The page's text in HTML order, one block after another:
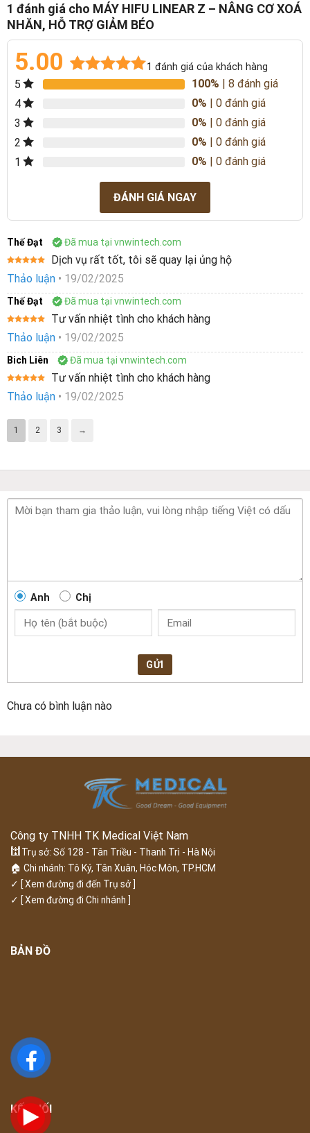
1 đánh giá cho MÁY HIFU LINEAR Z – NÂNG CƠ XOÁ
NHĂN, HỖ TRỢ GIẢM BÉO
5.00 1 đánh giá của khách hàng
5 100% | 8 đánh giá
4
0% | 0 đánh giá
3
0% | 0 đánh giá
2
0% | 0 đánh giá
1
0% | 0 đánh giá
ĐÁNH GIÁ NGAY
Thế Đạt Đã mua tại vnwintech.com
hạng55
Dịch vụ rất tốt, tôi sẽ quay lại ủng hộ
Thảo luận • 19/02/2025
Thế Đạt Đã mua tại vnwintech.com
hạng55
Tư vấn nhiệt tình cho khách hàng
Thảo luận • 19/02/2025
Bich Liên Đã mua tại vnwintech.com
hạng55
Tư vấn nhiệt tình cho khách hàng
Thảo luận • 19/02/2025
1 2 3 →
Anh Chị
GỬI
Chưa có bình luận nào
Công ty TNHH TK Medical Việt Nam
🕍 Trụ sở: Số 128 - Tân Triều - Thanh Trì - Hà Nội
🏠 Chi nhánh: Tô Ký, Tân Xuân, Hóc Môn, TP.HCM
✓ [ Xem đường đi đến Trụ sở ]
✓ [ Xem đường đi Chi nhánh ]
BẢN ĐỒ
KẾT NỐI